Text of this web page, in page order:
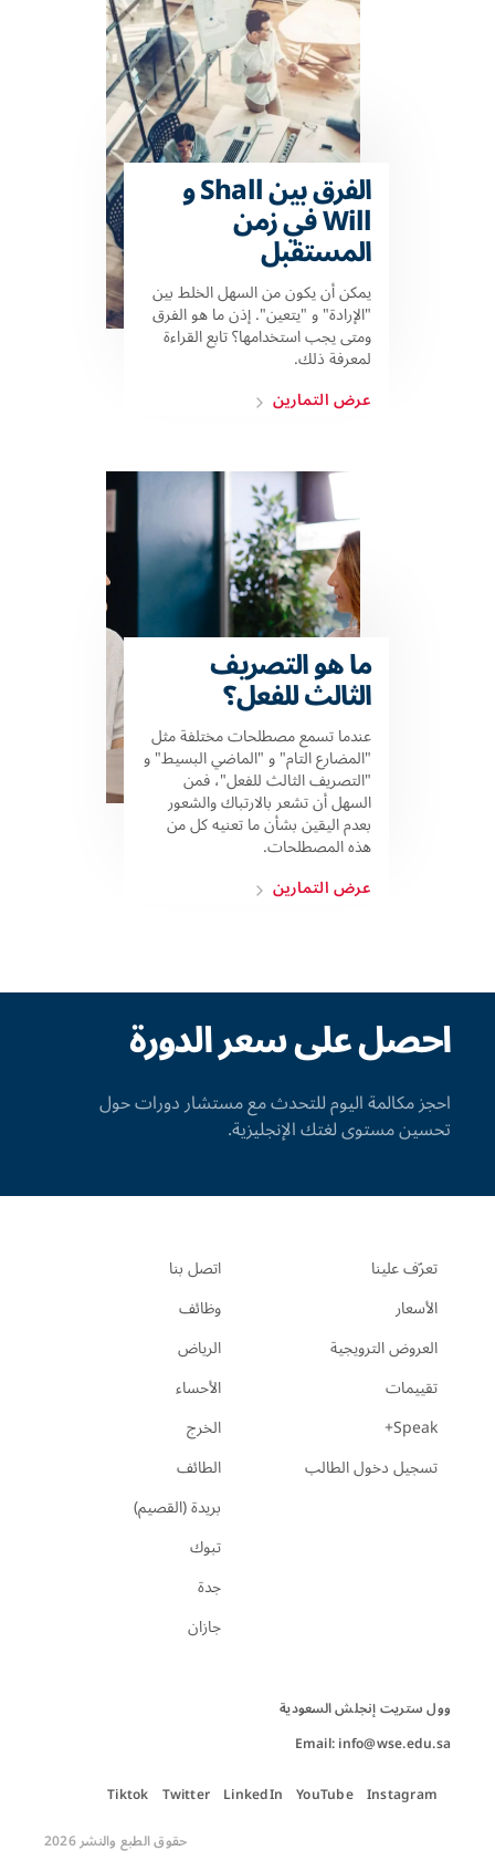
الفرق بين Shall و
Will في زمن
المستقبل
يمكن أن يكون من السهل الخلط بين
"الإرادة" و "يتعين". إذن ما هو الفرق
ومتى يجب استخدامها؟ تابع القراءة
لمعرفة ذلك.
عرض التمارين
ما هو التصريف
الثالث للفعل؟
عندما تسمع مصطلحات مختلفة مثل
"المضارع التام" و "الماضي البسيط" و
"التصريف الثالث للفعل"، فمن
السهل أن تشعر بالارتباك والشعور
بعدم اليقين بشأن ما تعنيه كل من
هذه المصطلحات.
عرض التمارين
احصل على سعر الدورة
احجز مكالمة اليوم للتحدث مع مستشار دورات حول
تحسين مستوى لغتك الإنجليزية.
تعرّف علينا
الأسعار
العروض الترويجية
تقييمات
Speak+
تسجيل دخول الطالب
اتصل بنا
وظائف
الرياض
الأحساء
الخرج
الطائف
بريدة (القصيم)
تبوك
جدة
جازان
وول ستريت إنجلش السعودية
Email: info@wse.edu.sa
Instagram
YouTube
LinkedIn
Twitter
Tiktok
حقوق الطبع والنشر 2026